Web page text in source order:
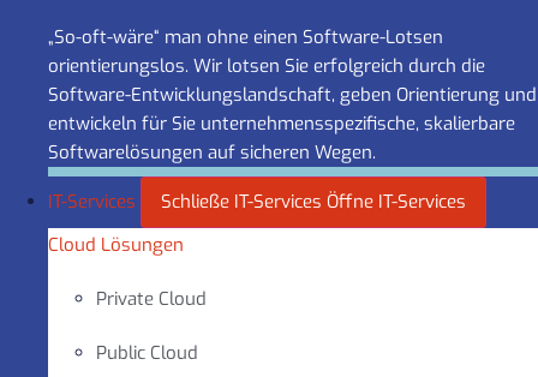
„So-oft-wäre“ man ohne einen Software-Lotsen
orientierungslos. Wir lotsen Sie erfolgreich durch die
Software-Entwicklungslandschaft, geben Orientierung und
entwickeln für Sie unternehmensspezifische, skalierbare
Softwarelösungen auf sicheren Wegen.
IT-Services Schließe IT-Services Öffne IT-Services
Cloud Lösungen
Private Cloud
Public Cloud